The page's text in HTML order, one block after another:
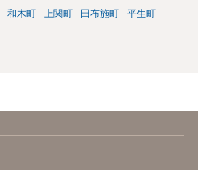
和木町 上関町 田布施町 平生町